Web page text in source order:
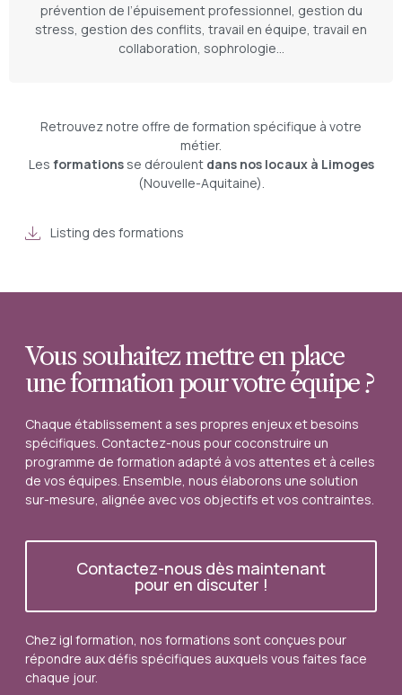
prévention de l’épuisement professionnel, gestion du
stress, gestion des conflits, travail en équipe, travail en
collaboration, sophrologie…
Retrouvez notre offre de formation spécifique à votre
métier.
Les formationsse déroulent dans nos locaux à Limoges
(Nouvelle-Aquitaine).
Listing des formations
Vous souhaitez mettre en place
une formation pour votre équipe ?
Chaque établissement a ses propres enjeux et besoins
spécifiques. Contactez-nous pour coconstruire un
programme de formation adapté à vos attentes et à celles
de vos équipes. Ensemble, nous élaborons une solution
sur-mesure, alignée avec vos objectifs et vos contraintes.
Contactez-nous dès maintenant
pour en discuter !
Chez igl formation, nos formations sont conçues pour
répondre aux défis spécifiques auxquels vous faites face
chaque jour.